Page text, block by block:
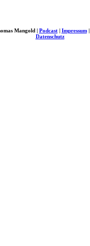
Mangold | Podcast| Impressum|
Datenschutz